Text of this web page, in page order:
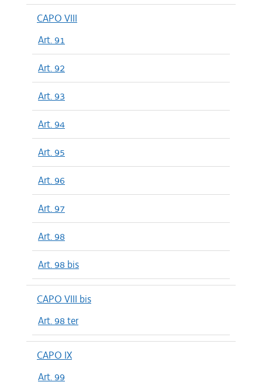
CAPO VIII
Art. 91
Art. 92
Art. 93
Art. 94
Art. 95
Art. 96
Art. 97
Art. 98
Art. 98 bis
CAPO VIII bis
Art. 98 ter
CAPO IX
Art. 99